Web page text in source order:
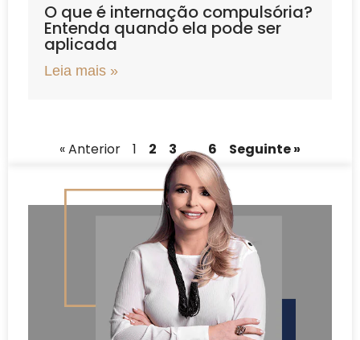
O que é internação compulsória?
Entenda quando ela pode ser
aplicada
Leia mais »
« Anterior 1 2 3 … 6 Seguinte »